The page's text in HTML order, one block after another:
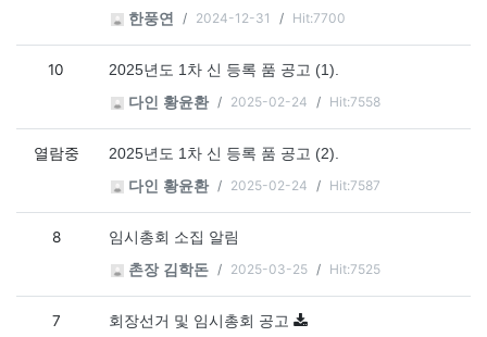
한풍연
2024-12-31 Hit:7700
10
2025년도 1차 신 등록 품 공고 (1).
다인 황윤환
2025-02-24 Hit:7558
열람중
2025년도 1차 신 등록 품 공고 (2).
다인 황윤환
2025-02-24 Hit:7587
8
임시총회 소집 알림
촌장 김학돈
2025-03-25 Hit:7525
7
회장선거 및 임시총회 공고